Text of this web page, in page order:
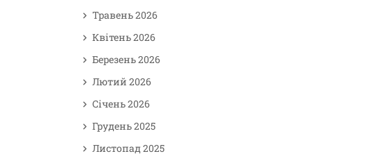
Травень 2026
Квітень 2026
Березень 2026
Лютий 2026
Січень 2026
Грудень 2025
Листопад 2025